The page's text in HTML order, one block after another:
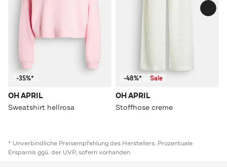
-35%*
OH APRIL
Sweatshirt hellrosa
-48%* Sale
OH APRIL
Stoffhose creme
* Unverbindliche Preisempfehlung des Herstellers. Prozentuale
Ersparnis ggü. der UVP, sofern vorhanden